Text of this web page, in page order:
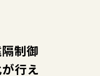
制御
行え